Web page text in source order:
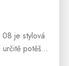
je stylová
potěší